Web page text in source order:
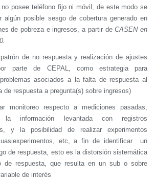
no posee teléfono fijo ni móvil, de este modo se
algún posible sesgo de cobertura generado en
de pobreza e ingresos, a partir deCASEN en
de no respuesta y realización de ajustes
parte de CEPAL, como estrategia para
asociados a la falta de respuesta al
de respuesta a pregunta(s) sobre ingresos)
monitoreo respecto a mediciones pasadas,
la información levantada con registros
y la posibilidad de realizar experimentos
etc, a fin de identificar
un
de respuesta, esto es la distorsión sistemática
de respuesta, que resulta en un sub o sobre
de interés